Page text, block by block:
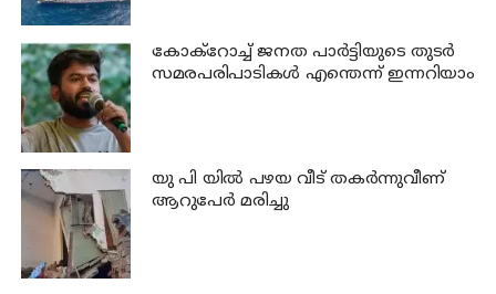
കോക്റോച്ച് ജനത പാര്‍ട്ടിയുടെ തുടര്‍
സമരപരിപാടികള്‍ എന്തെന്ന് ഇന്നറിയാം
യു പി യില്‍ പഴയ വീട് തകര്‍ന്നുവീണ്
ആറുപേര്‍ മരിച്ചു